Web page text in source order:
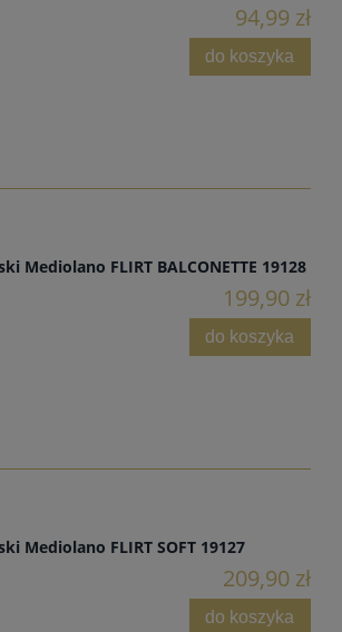
94,99 zł
do koszyka
Mediolano FLIRT BALCONETTE 19128
199,90 zł
do koszyka
Mediolano FLIRT SOFT 19127
209,90 zł
do koszyka